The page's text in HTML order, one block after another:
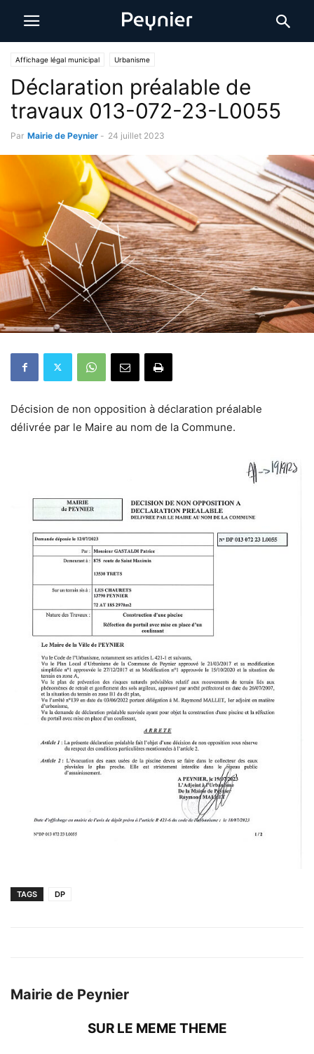
Affichage légal municipal Urbanisme
Déclaration préalable de
travaux 013-072-23-L0055
Par Mairie de Peynier - 24 juillet 2023
Décision de non opposition à déclaration préalable
délivrée par le Maire au nom de la Commune.
TAGS DP
Mairie de Peynier
SUR LE MEME THEME